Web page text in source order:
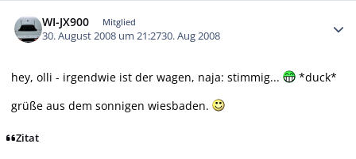
WI-JX900 Mitglied
30. August 2008 um 21:2730. Aug 2008
hey, olli - irgendwie ist der wagen, naja: stimmig...
*duck*
grüße aus dem sonnigen wiesbaden.
Zitat